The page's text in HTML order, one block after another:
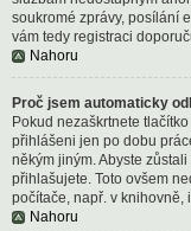
soukromé zprávy, posílání
vám tedy registraci
Nahoru
Proč jsem automaticky
Pokud nezaškrtnete
přihlášeni jen po dobu
někým jiným. Abyste
přihlašujete. Toto ovšem
počítače, např. v knihovně,
Nahoru